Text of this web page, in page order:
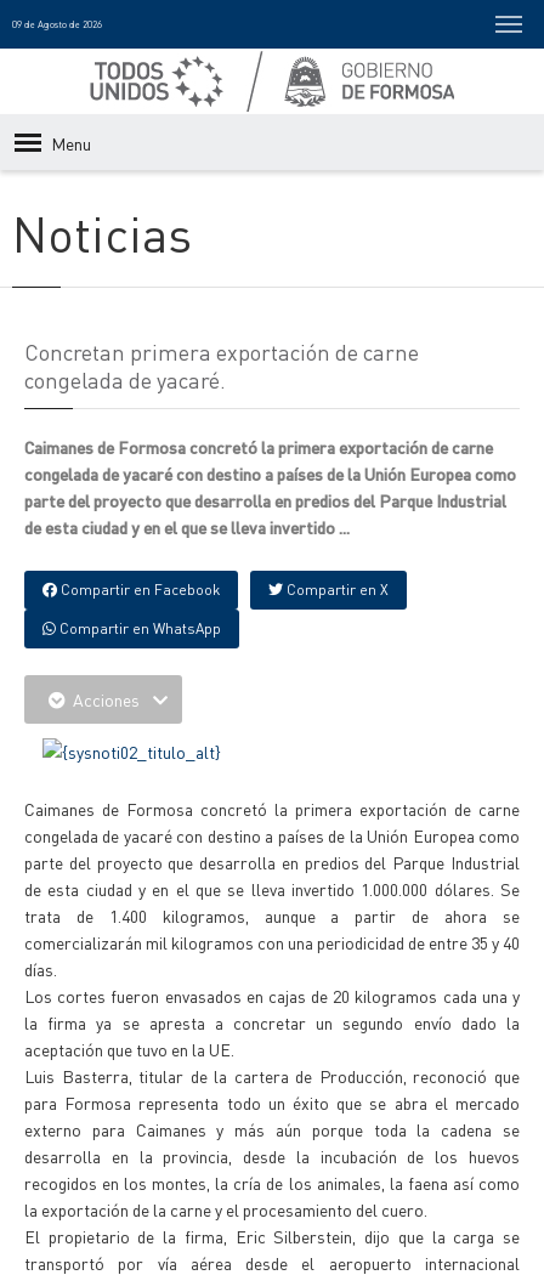
09 de Agosto de 2026
Menu
Noticias
Concretan primera exportación de carne
congelada de yacaré.
Caimanes de Formosa concretó la primera exportación de carne
congelada de yacaré con destino a países de la Unión Europea como
parte del proyecto que desarrolla en predios del Parque Industrial
de esta ciudad y en el que se lleva invertido ...
Compartir en Facebook Compartir en X
Compartir en WhatsApp
Acciones
Caimanes de Formosa concretó la primera exportación de carne
congelada de yacaré con destino a países de la Unión Europea como
parte del proyecto que desarrolla en predios del Parque Industrial
de esta ciudad y en el que se lleva invertido 1.000.000 dólares. Se
trata de 1.400 kilogramos, aunque a partir de ahora se
comercializarán mil kilogramos con una periodicidad de entre 35 y 40
días.
Los cortes fueron envasados en cajas de 20 kilogramos cada una y
la firma ya se apresta a concretar un segundo envío dado la
aceptación que tuvo en la UE.
Luis Basterra, titular de la cartera de Producción, reconoció que
para Formosa representa todo un éxito que se abra el mercado
externo para Caimanes y más aún porque toda la cadena se
desarrolla en la provincia, desde la incubación de los huevos
recogidos en los montes, la cría de los animales, la faena así como
la exportación de la carne y el procesamiento del cuero.
El propietario de la firma, Eric Silberstein, dijo que la carga se
transportó por vía aérea desde el aeropuerto internacional